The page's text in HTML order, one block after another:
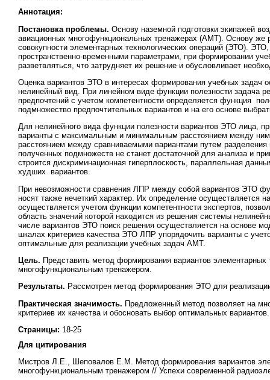
Аннотация:
Постановка проблемы. Основу наземной подготовки экипажей
авиационных многофункциональных тренажерах (АМТ). Основу же
совокупности элементарных технологических операций (ЭТО).
пространственно-временными параметрами, при формировании
разветвляться, что затрудняет их решение и обусловливает
Оценка вариантов ЭТО в интересах формирования учебных задач
нелинейный вид. При линейном виде функции полезности задача
предпочтений с учетом компетентности определяется функция
подмножество предпочтительных вариантов и на его основе
Для нелинейного вида функции полезности вариантов ЭТО лица,
варианты с максимальным и минимальным расстоянием между
расстоянием между сравниваемыми вариантами путем
полученных подмножеств не станет достаточной для анализа и
строится дискриминационная гиперплоскость, параллельная
худших вариантов.
При невозможности сравнения ЛПР между собой вариантов ЭТО
носят также нечеткий характер. Их определение осуществляется
осуществляется учетом функции компетентности экспертов,
область значений которой находится из решения системы
числе вариантов ЭТО поиск решения осуществляется на основе
шкалах критериев качества ЭТО ЛПР упорядочить варианты с
оптимальные для реализации учебных задач АМТ.
Цель. Представить метод формирования вариантов
многофункциональным тренажером.
Результаты. Рассмотрен метод формирования ЭТО для
Практическая значимость. Предложенный метод позволяет на
критериев их качества и обосновать выбор оптимальных вариантов.
Страницы: 18-25
Для цитирования
Мистров Л.Е., Шеповалов Е.М. Метод формирования вариантов
многофункциональным тренажером // Успехи современной